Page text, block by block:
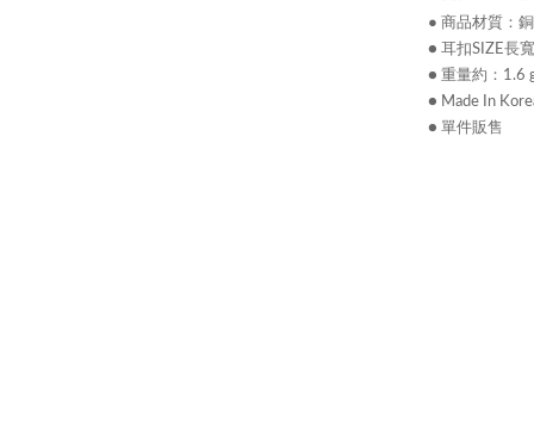
● 商品材質：
● 耳扣SIZE長
● 重量約：1.6
● Made In
● 單件販售